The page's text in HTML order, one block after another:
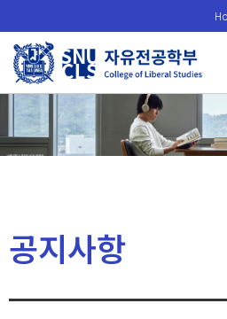
로
메
공지사항